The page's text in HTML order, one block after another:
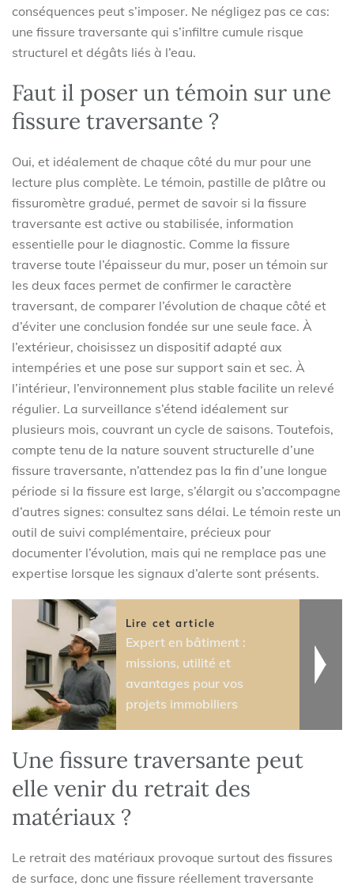
conséquences peut s’imposer. Ne négligez pas ce cas:
une fissure traversante qui s’infiltre cumule risque
structurel et dégâts liés à l’eau.
Faut il poser un témoin sur une
fissure traversante ?
Oui, et idéalement de chaque côté du mur pour une
lecture plus complète. Le témoin, pastille de plâtre ou
fissuromètre gradué, permet de savoir si la fissure
traversante est active ou stabilisée, information
essentielle pour le diagnostic. Comme la fissure
traverse toute l’épaisseur du mur, poser un témoin sur
les deux faces permet de confirmer le caractère
traversant, de comparer l’évolution de chaque côté et
d’éviter une conclusion fondée sur une seule face. À
l’extérieur, choisissez un dispositif adapté aux
intempéries et une pose sur support sain et sec. À
l’intérieur, l’environnement plus stable facilite un relevé
régulier. La surveillance s’étend idéalement sur
plusieurs mois, couvrant un cycle de saisons. Toutefois,
compte tenu de la nature souvent structurelle d’une
fissure traversante, n’attendez pas la fin d’une longue
période si la fissure est large, s’élargit ou s’accompagne
d’autres signes: consultez sans délai. Le témoin reste un
outil de suivi complémentaire, précieux pour
documenter l’évolution, mais qui ne remplace pas une
expertise lorsque les signaux d’alerte sont présents.
Lire cet article
Expert en bâtiment :
missions, utilité et
avantages pour vos
projets immobiliers
Une fissure traversante peut
elle venir du retrait des
matériaux ?
Le retrait des matériaux provoque surtout des fissures
de surface, donc une fissure réellement traversante